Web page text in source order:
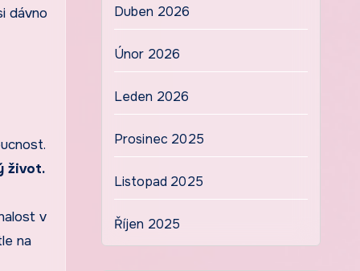
dávno
život.
v
na
Duben 2026
Únor 2026
Leden 2026
Prosinec 2025
Listopad 2025
Říjen 2025